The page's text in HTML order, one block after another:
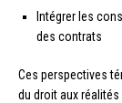
Intégrer les
des contrats
Ces perspectives
du droit aux